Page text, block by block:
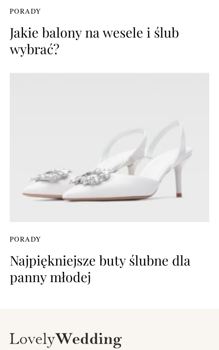
PORADY
Jakie balony na wesele i ślub
wybrać?
PORADY
Najpiękniejsze buty ślubne dla
panny młodej